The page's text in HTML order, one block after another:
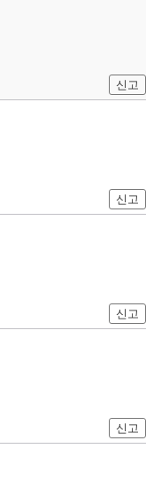
신고
신고
신고
신고